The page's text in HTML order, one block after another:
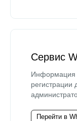
Сервис
Информация
регистрации
Перейти в